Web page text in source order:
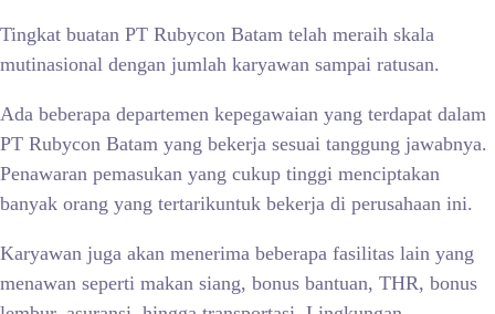
Tingkat buatan PT Rubycon Batam telah meraih skala
mutinasional dengan jumlah karyawan sampai ratusan.
Ada beberapa departemen kepegawaian yang terdapat dalam
PT Rubycon Batam yang bekerja sesuai tanggung jawabnya.
Penawaran pemasukan yang cukup tinggi menciptakan
banyak orang yang tertarikuntuk bekerja di perusahaan ini.
Karyawan juga akan menerima beberapa fasilitas lain yang
menawan seperti makan siang, bonus bantuan, THR, bonus